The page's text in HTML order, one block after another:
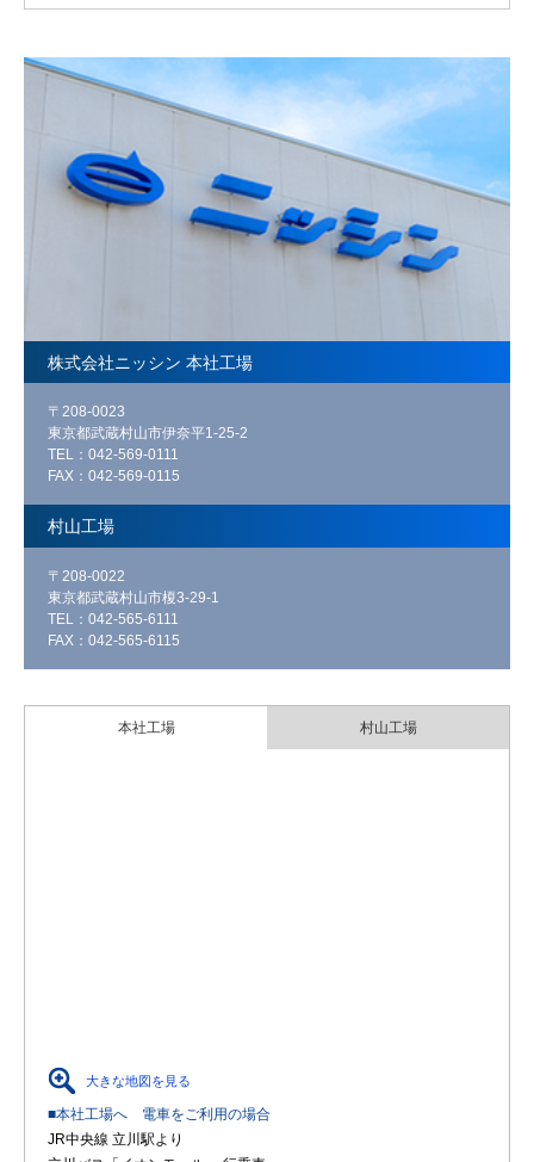
株式会社ニッシン 本社工場
〒208-0023
東京都武蔵村山市伊奈平1-25-2
TEL：042-569-0111
FAX：042-569-0115
村山工場
〒208-0022
東京都武蔵村山市榎3-29-1
TEL：042-565-6111
FAX：042-565-6115
本社工場 村山工場
大きな地図を見る
■本社工場へ 電車をご利用の場合
JR中央線 立川駅より